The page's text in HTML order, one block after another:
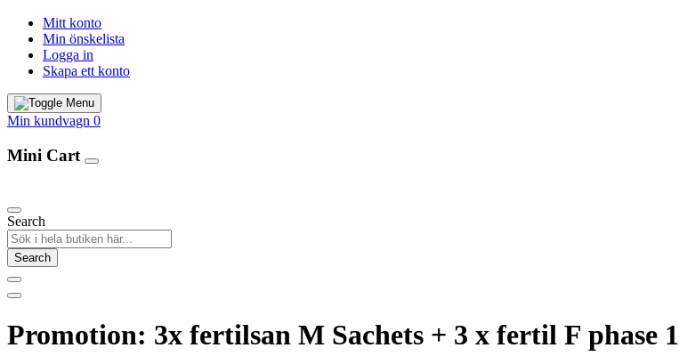
Mitt konto
Min önskelista
Logga in
Skapa ett konto
Min kundvagn 0
Mini Cart
Search
Search
Promotion: 3x fertilsan M Sachets + 3 x fertil F phase 1